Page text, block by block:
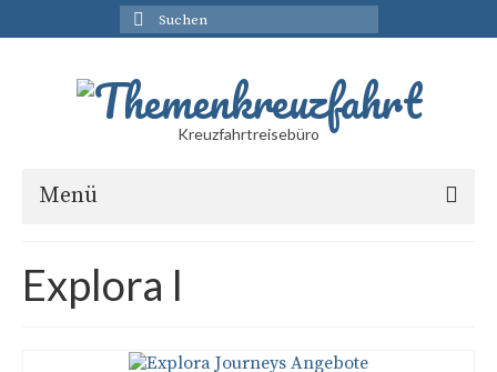
Suchen
nach:
Kreuzfahrtreisebüro
Menü
AIDA Kreuzfahrten
Celebrity Cruises Angebote
Explora I